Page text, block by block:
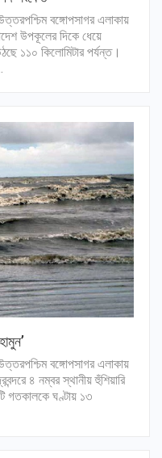
বঙ্গোপসাগর এলাকায়
উপকূলের দিকে ধেয়ে
১১০ কিলোমিটার পর্যন্ত।
বঙ্গোপসাগর এলাকায়
৪ নম্বর স্থানীয় হুঁশিয়ারি
গতকালকে ঘণ্টায় ১৩